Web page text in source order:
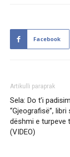
Facebook
Artikulli paraprak
Sela: Do t’i
“Gjeografisë”,
dëshmi e turpeve
(VIDEO)